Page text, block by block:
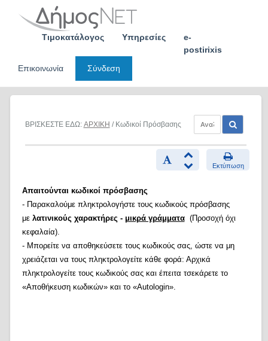
Τιμοκατάλογος Υπηρεσίες
e-
postirixis
Επικοινωνία
Σύνδεση
ΒΡΙΣΚΕΣΤΕ ΕΔΩ: ΑΡΧΙΚΗ / Κωδικοί Πρόσβασης
Εκτύπωση
Απαιτούνται κωδικοί πρόσβασης
- Παρακαλούμε πληκτρολογήστε τους κωδικούς πρόσβασης
με λατινικούς χαρακτήρες - μικρά γράμματα(Προσοχή όχι
κεφαλαία).
- Μπορείτε να αποθηκεύσετε τους κωδικούς σας, ώστε να μη
χρειάζεται να τους πληκτρολογείτε κάθε φορά: Αρχικά
πληκτρολογείτε τους κωδικούς σας και έπειτα τσεκάρετε το
«Αποθήκευση κωδικών» και το «Autologin».